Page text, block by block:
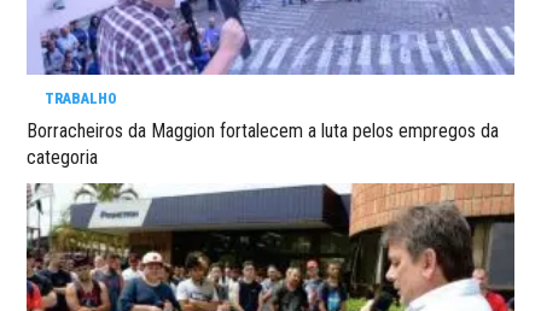
TRABALHO
Borracheiros da Maggion fortalecem a luta pelos empregos da
categoria